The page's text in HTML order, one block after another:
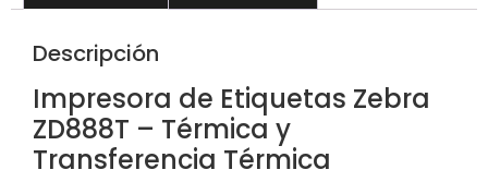
Descripción
Impresora de Etiquetas Zebra
ZD888T – Térmica y
Transferencia Térmica